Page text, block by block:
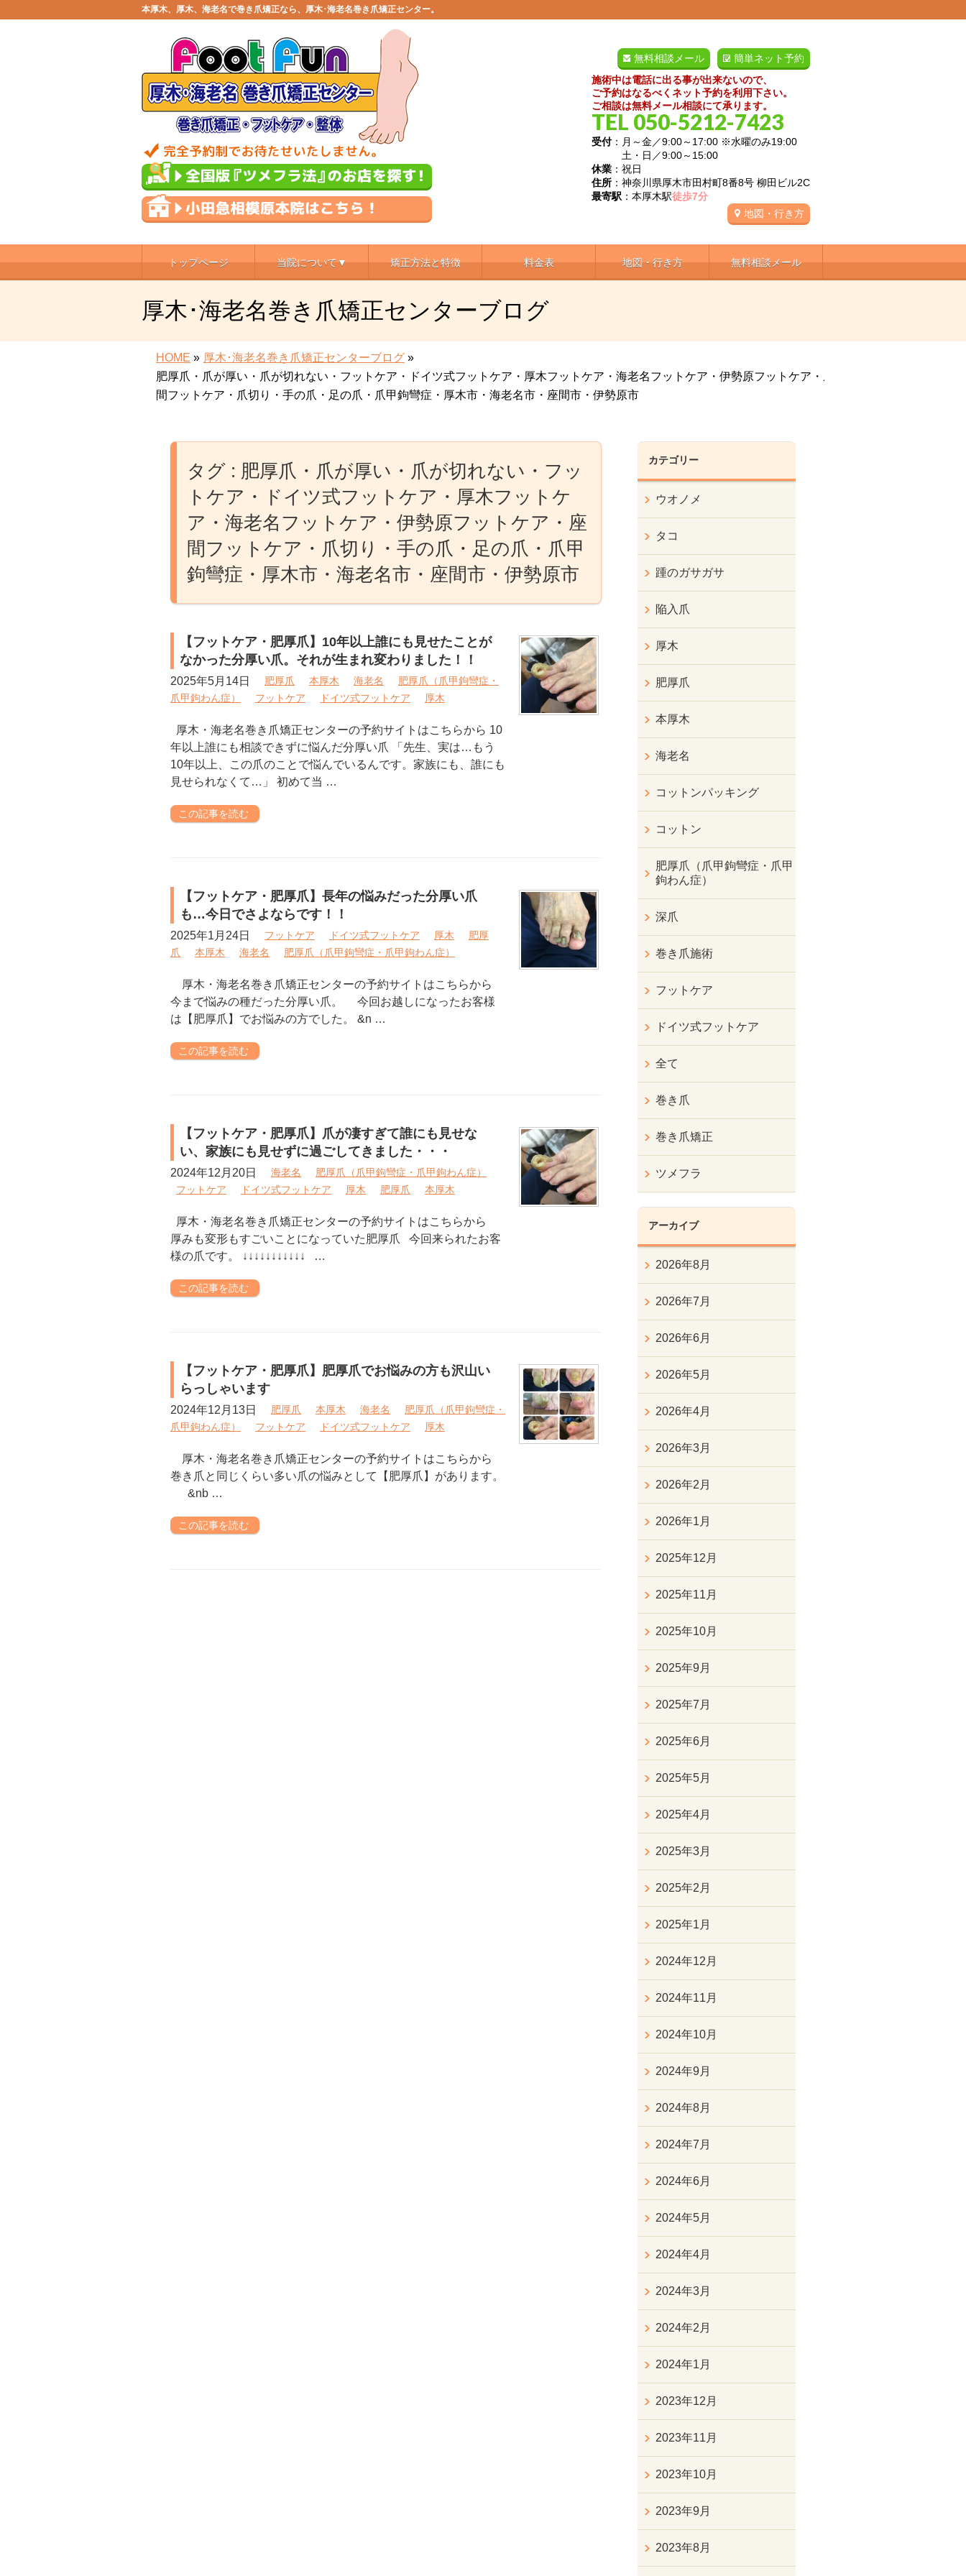
本厚木、厚木、海老名で巻き爪矯正なら、厚木･海老名巻き爪矯正センター。
簡単ネット予約
無料相談メール
施術中は電話に出る事が出来ないので、
ご予約はなるべくネット予約を利用下さい。
ご相談は無料メール相談にて承ります。
TEL 050-5212-7423
受付：月～金／9:00～17:00 ※水曜のみ19:00
土・日／9:00～15:00
休業 ：祝日
住所 ：神奈川県厚木市田村町8番8号 柳田ビル2C
最寄駅 ：本厚木駅徒歩7分
地図・行き方
トップページ 当院について▼ 矯正方法と特徴 料金表 地図・行き方 無料相談メール
厚木･海老名巻き爪矯正センターブログ
HOME » 厚木･海老名巻き爪矯正センターブログ »
肥厚爪・爪が厚い・爪が切れない・フットケア・ドイツ式フットケア・厚木フットケア・海老名フットケア・伊勢原フットケア・座
間フットケア・爪切り・手の爪・足の爪・爪甲鉤彎症・厚木市・海老名市・座間市・伊勢原市
タグ : 肥厚爪・爪が厚い・爪が切れない・フッ
トケア・ドイツ式フットケア・厚木フットケ
ア・海老名フットケア・伊勢原フットケア・座
間フットケア・爪切り・手の爪・足の爪・爪甲
鉤彎症・厚木市・海老名市・座間市・伊勢原市
【フットケア・肥厚爪】10年以上誰にも見せたことが
なかった分厚い爪。それが生まれ変わりました！！
2025年5月14日 肥厚爪 本厚木 海老名
肥厚爪（爪甲鉤彎症・
爪甲鉤わん症）
フットケア ドイツ式フットケア 厚木
厚木・海老名巻き爪矯正センターの予約サイトはこちらから 10
年以上誰にも相談できずに悩んだ分厚い爪 「先生、実は…もう
10年以上、この爪のことで悩んでいるんです。家族にも、誰にも
見せられなくて…」 初めて当 …
この記事を読む
【フットケア・肥厚爪】長年の悩みだった分厚い爪
も…今日でさよならです！！
2025年1月24日 フットケア ドイツ式フットケア 厚木
肥厚
爪
本厚木 海老名 肥厚爪（爪甲鉤彎症・爪甲鉤わん症）
厚木・海老名巻き爪矯正センターの予約サイトはこちらから
今まで悩みの種だった分厚い爪。 今回お越しになったお客様
は【肥厚爪】でお悩みの方でした。 &n …
この記事を読む
【フットケア・肥厚爪】爪が凄すぎて誰にも見せな
い、家族にも見せずに過ごしてきました・・・
2024年12月20日 海老名
肥厚爪（爪甲鉤彎症・爪甲鉤わん症）
フットケア
ドイツ式フットケア 厚木 肥厚爪 本厚木
厚木・海老名巻き爪矯正センターの予約サイトはこちらから
厚みも変形もすごいことになっていた肥厚爪 今回来られたお客
様の爪です。 ↓↓↓↓↓↓↓↓↓↓↓ …
この記事を読む
【フットケア・肥厚爪】肥厚爪でお悩みの方も沢山い
らっしゃいます
2024年12月13日 肥厚爪 本厚木 海老名
肥厚爪（爪甲鉤彎症・
爪甲鉤わん症）
フットケア ドイツ式フットケア 厚木
厚木・海老名巻き爪矯正センターの予約サイトはこちらから
巻き爪と同じくらい多い爪の悩みとして【肥厚爪】があります。
&nb …
この記事を読む
カテゴリー
ウオノメ
タコ
踵のガサガサ
陥入爪
厚木
肥厚爪
本厚木
海老名
コットンパッキング
コットン
肥厚爪（爪甲鉤彎症・爪甲
鉤わん症）
深爪
巻き爪施術
フットケア
ドイツ式フットケア
全て
巻き爪
巻き爪矯正
ツメフラ
アーカイブ
2026年8月
2026年7月
2026年6月
2026年5月
2026年4月
2026年3月
2026年2月
2026年1月
2025年12月
2025年11月
2025年10月
2025年9月
2025年7月
2025年6月
2025年5月
2025年4月
2025年3月
2025年2月
2025年1月
2024年12月
2024年11月
2024年10月
2024年9月
2024年8月
2024年7月
2024年6月
2024年5月
2024年4月
2024年3月
2024年2月
2024年1月
2023年12月
2023年11月
2023年10月
2023年9月
2023年8月